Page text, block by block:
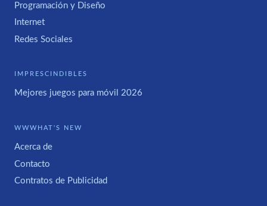
Programación y Diseño
Internet
Redes Sociales
IMPRESCINDIBLES
Mejores juegos para móvil 2026
WWWHAT'S NEW
Acerca de
Contacto
Contratos de Publicidad